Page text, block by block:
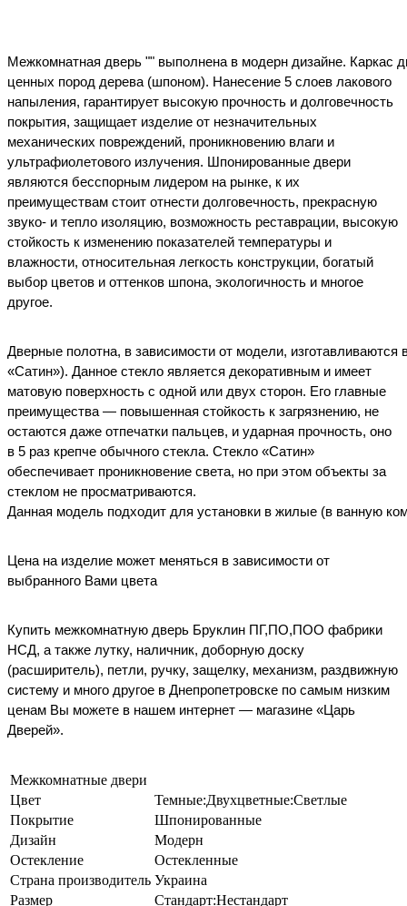
Межкомнатная дверь "" выполнена в модерн дизайне. Каркас
ценных пород дерева (шпоном). Нанесение 5 слоев лакового
напыления, гарантирует высокую прочность и долговечность
покрытия, защищает изделие от незначительных
механических повреждений, проникновению влаги и
ультрафиолетового излучения. Шпонированные двери
являются бесспорным лидером на рынке, к их
преимуществам стоит отнести долговечность, прекрасную
звуко- и тепло изоляцию, возможность реставрации, высокую
стойкость к изменению показателей температуры и
влажности, относительная легкость конструкции, богатый
выбор цветов и оттенков шпона, экологичность и многое
другое.
Дверные полотна, в зависимости от модели, изготавливаются
«Сатин»). Данное стекло является декоративным и имеет
матовую поверхность с одной или двух сторон. Его главные
преимущества — повышенная стойкость к загрязнению, не
остаются даже отпечатки пальцев, и ударная прочность, оно
в 5 раз крепче обычного стекла. Стекло «Сатин»
обеспечивает проникновение света, но при этом объекты за
стеклом не просматриваются.
Данная модель подходит для установки в жилые (в ванную
Цена на изделие может меняться в зависимости от
выбранного Вами цвета
Купить межкомнатную дверь Бруклин ПГ,ПО,ПОО фабрики
НСД, а также лутку, наличник, доборную доску
(расширитель), петли, ручку, защелку, механизм, раздвижную
систему и много другое в Днепропетровске по самым низким
ценам Вы можете в нашем интернет — магазине «Царь
Дверей».
Межкомнатные двери
Цвет
Темные:Двухцветные:Светлые
Покрытие
Шпонированные
Дизайн
Модерн
Остекление
Остекленные
Страна производитель Украина
Размер
Стандарт:Нестандарт